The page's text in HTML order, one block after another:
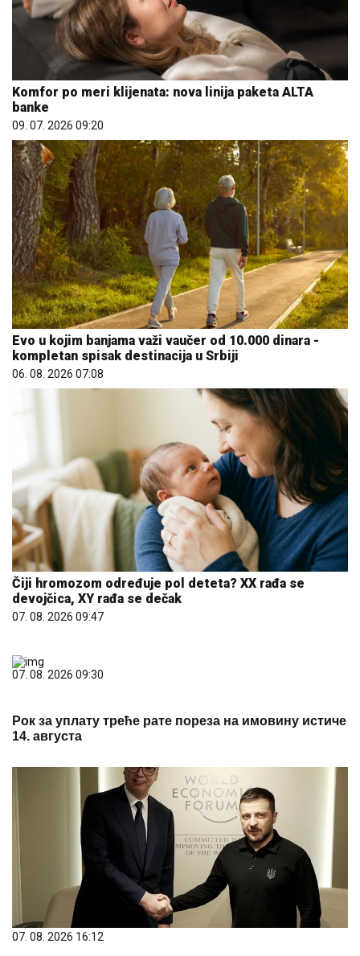
Komfor po meri klijenata: nova linija paketa ALTA
banke
09. 07. 2026 09:20
Evo u kojim banjama važi vaučer od 10.000 dinara -
kompletan spisak destinacija u Srbiji
06. 08. 2026 07:08
Čiji hromozom određuje pol deteta? XX rađa se
devojčica, XY rađa se dečak
07. 08. 2026 09:47
07. 08. 2026 09:30
Рок за уплату треће рате пореза на имовину истиче
14. августа
07. 08. 2026 16:12